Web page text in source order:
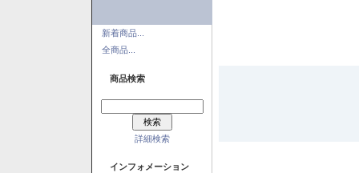
新着商品...
全商品...
商品検索
詳細検索
インフォメーション